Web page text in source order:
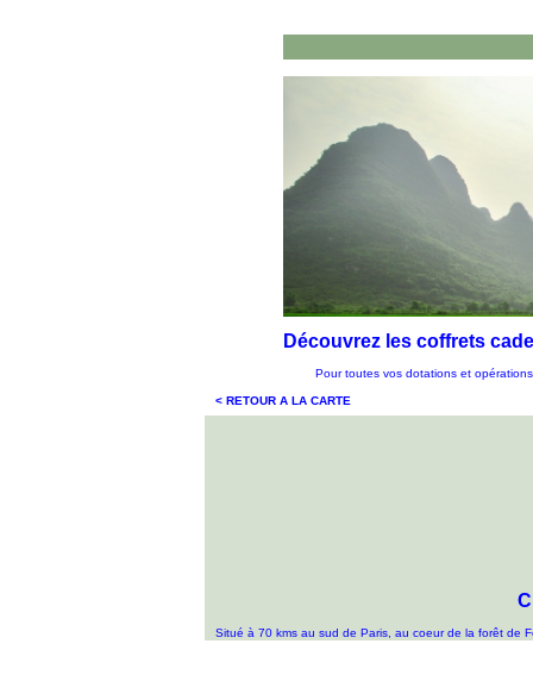
Découvrez les coffrets
Pour toutes vos dotations et
< RETOUR A LA CARTE
Situé à 70 kms au sud de Paris, au coeur de la forêt de